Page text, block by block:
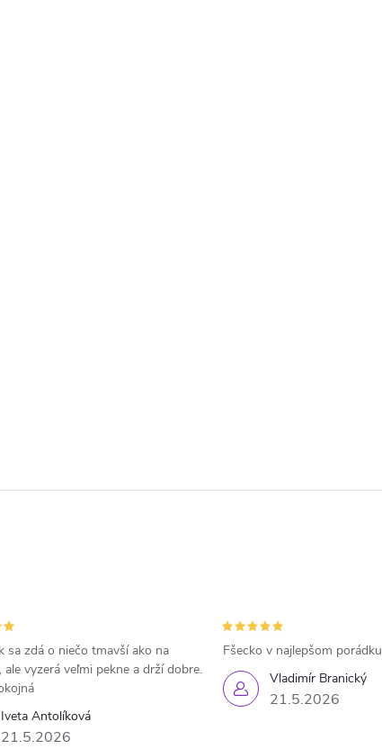
Iveta Antolíková
21.5.2026
sa zdá o niečo tmavší ako na
ale vyzerá veľmi pekne a drží dobre.
Vladimír Branický
21.5.2026
Fšecko v najlepšom porádku